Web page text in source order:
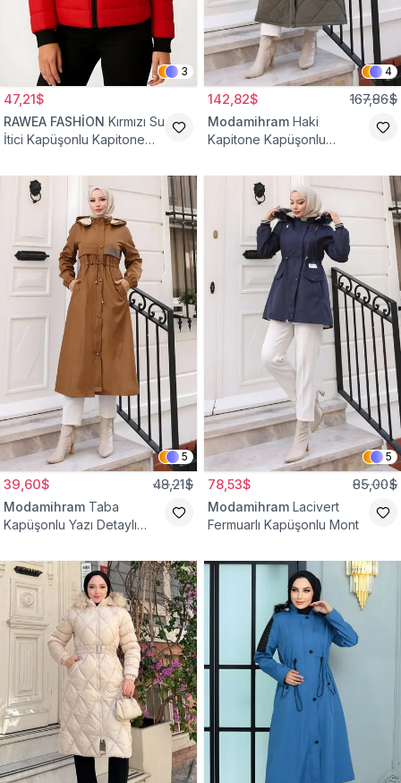
3
47,21$
RAWEA FASHİON Kırmızı Su
İtici Kapüşonlu Kapitone
4
142,82$ 167,86$
Modamihram Haki
Kapitone Kapüşonlu
5
39,60$ 48,21$
Modamihram Taba
Kapüşonlu Yazı Detaylı
5
78,53$ 85,00$
Modamihram Lacivert
Fermuarlı Kapüşonlu Mont